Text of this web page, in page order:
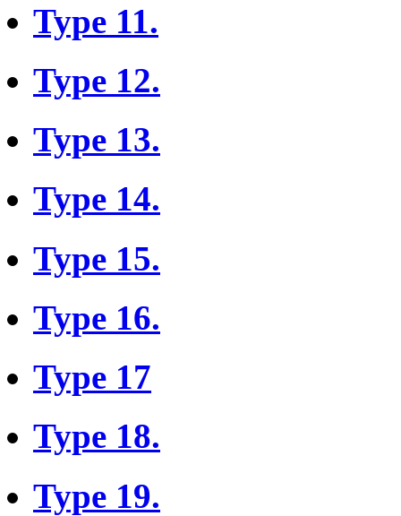
Type 11.
Type 12.
Type 13.
Type 14.
Type 15.
Type 16.
Type 17
Type 18.
Type 19.